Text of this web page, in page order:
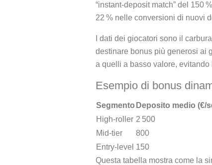
“instant‑deposit match” del 150
22 % nelle conversioni di nuovi
I dati dei giocatori sono il
destinare bonus più generosi ai
a quelli a basso valore, evitando
Esempio di bonus
Segmento Deposito medio (€/
High‑roller 2 500
Mid‑tier
800
Entry‑level 150
Questa tabella mostra come la